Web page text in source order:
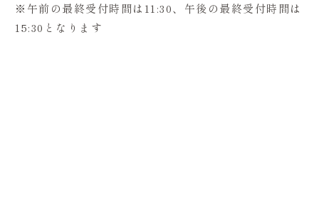
※午前の最終受付時間は11:30、午後の最終受付時間は
15:30となります